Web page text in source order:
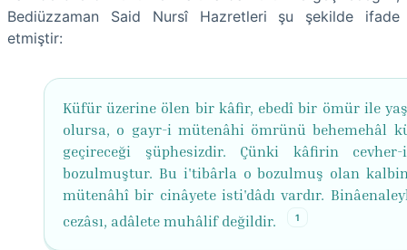
Bediüzzaman Said Nursî Hazretleri şu şekilde ifade
etmiştir:
Küfür üzerine ölen bir kâfir, ebedî bir ömür ile
olursa, o gayr-i mütenâhi ömrünü behemehâl
geçireceği şüphesizdir. Çünki kâfirin
bozulmuştur. Bu i'tibârla o bozulmuş olan
mütenâhî bir cinâyete isti'dâdı vardır.
cezâsı, adâlete muhâlif değildir.
1